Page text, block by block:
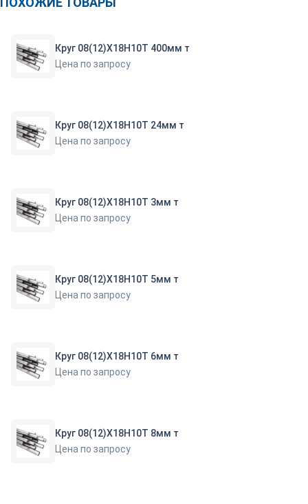
Круг 08(12)Х18Н10Т 400мм т
Цена по запросу
Круг 08(12)Х18Н10Т 24мм т
Цена по запросу
Круг 08(12)Х18Н10Т 3мм т
Цена по запросу
Круг 08(12)Х18Н10Т 5мм т
Цена по запросу
Круг 08(12)Х18Н10Т 6мм т
Цена по запросу
Круг 08(12)Х18Н10Т 8мм т
Цена по запросу